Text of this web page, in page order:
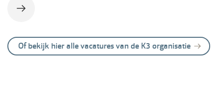
Of bekijk hier alle vacatures van de K3 organisatie